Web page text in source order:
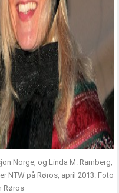
Norge, og Linda M. Ramberg,
NTW på Røros, april 2013. Foto
Røros